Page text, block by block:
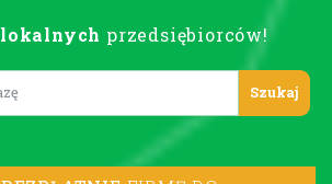
lokalnych przedsiębiorców!